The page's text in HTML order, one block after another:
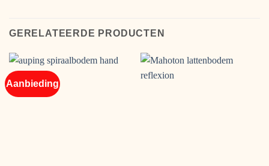
GERELATEERDE PRODUCTEN
Aanbieding